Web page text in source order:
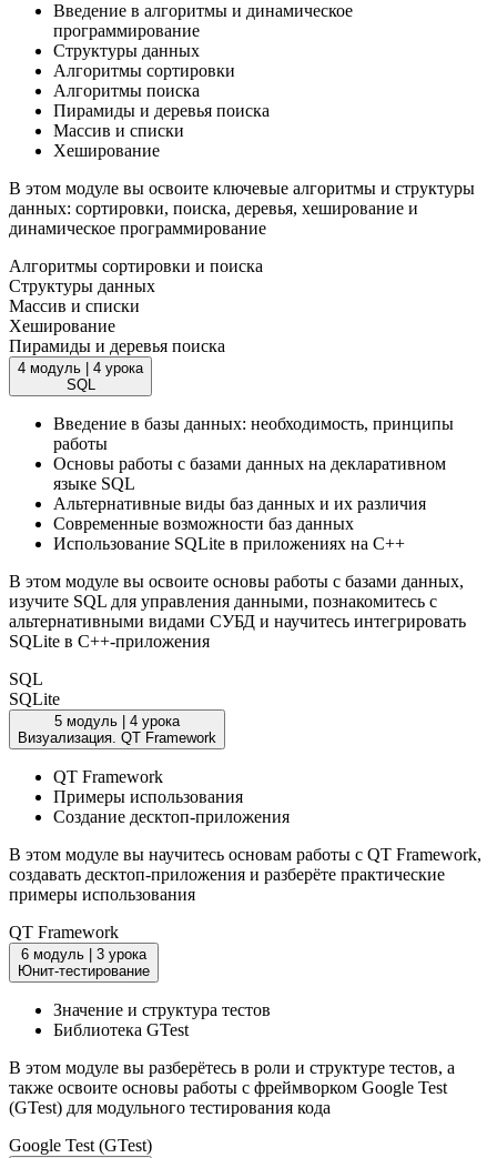
Введение в алгоритмы и динамическое
программирование
Структуры данных
Алгоритмы сортировки
Алгоритмы поиска
Пирамиды и деревья поиска
Массив и списки
Хеширование
В этом модуле вы освоите ключевые алгоритмы и структуры
данных: сортировки, поиска, деревья, хеширование и
динамическое программирование
Алгоритмы сортировки и поиска
Структуры данных
Массив и списки
Хеширование
Пирамиды и деревья поиска
4 модуль
4 урока
SQL
Введение в базы данных: необходимость, принципы
работы
Основы работы с базами данных на декларативном
языке SQL
Альтернативные виды баз данных и их различия
Современные возможности баз данных
Использование SQLite в приложениях на C++
В этом модуле вы освоите основы работы с базами данных,
изучите SQL для управления данными, познакомитесь с
альтернативными видами СУБД и научитесь интегрировать
SQLite в C++-приложения
SQL
SQLite
5 модуль
4 урока
Визуализация. QT Framework
QT Framework
Примеры использования
Создание десктоп-приложения
В этом модуле вы научитесь основам работы с QT Framework,
создавать десктоп-приложения и разберёте практические
примеры использования
QT Framework
6 модуль
3 урока
Юнит-тестирование
Значение и структура тестов
Библиотека GTest
В этом модуле вы разберётесь в роли и структуре тестов, а
также освоите основы работы с фреймворком Google Test
(GTest) для модульного тестирования кода
Google Test (GTest)